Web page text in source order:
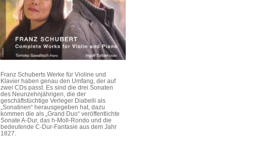
Franz Schuberts Werke für Violine und
Klavier haben genau den Umfang, der auf
zwei CDs passt. Es sind die drei Sonaten
des Neunzehnjährigen, die der
geschäftstüchtige Verleger Diabelli als
„Sonatinen“ herausgegeben hat, dazu
kommen die als „Grand Duo“ veröffentlichte
Sonate A-Dur, das h-Moll-Rondo und die
bedeutende C-Dur-Fantasie aus dem Jahr
1827.